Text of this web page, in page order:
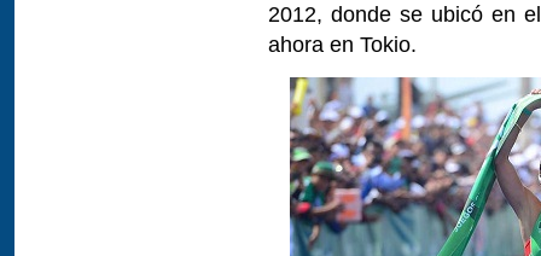
2012, donde se ubicó en
ahora en Tokio.